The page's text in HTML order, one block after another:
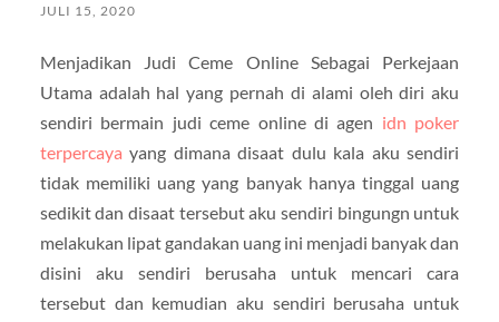
JULI 15, 2020
Menjadikan Judi Ceme Online Sebagai Perkejaan
Utama adalah hal yang pernah di alami oleh diri aku
sendiri bermain judi ceme online di agen idn poker
terpercaya yang dimana disaat dulu kala aku sendiri
tidak memiliki uang yang banyak hanya tinggal uang
sedikit dan disaat tersebut aku sendiri bingungn untuk
melakukan lipat gandakan uang ini menjadi banyak dan
disini aku sendiri berusaha untuk mencari cara
tersebut dan kemudian aku sendiri berusaha untuk